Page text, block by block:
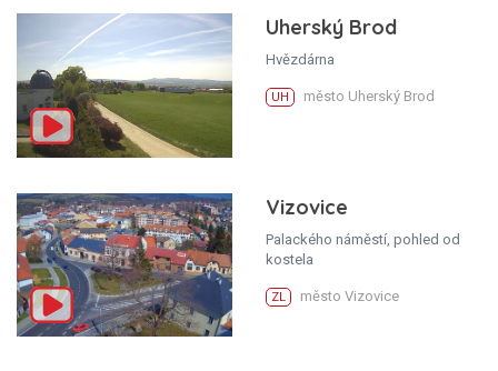
Uherský Brod
Hvězdárna
UH město Uherský Brod
Vizovice
Palackého náměstí, pohled od
kostela
ZL město Vizovice